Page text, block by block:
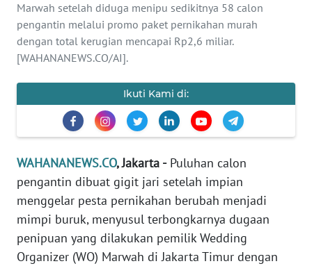
Marwah setelah diduga menipu sedikitnya 58 calon
pengantin melalui promo paket pernikahan murah
dengan total kerugian mencapai Rp2,6 miliar.
[WAHANANEWS.CO/AI].
Ikuti Kami di:
WAHANANEWS.CO, Jakarta -Puluhan calon
pengantin dibuat gigit jari setelah impian
menggelar pesta pernikahan berubah menjadi
mimpi buruk, menyusul terbongkarnya dugaan
penipuan yang dilakukan pemilik Wedding
Organizer (WO) Marwah di Jakarta Timur dengan
OPINI
EDITORIAL
BERITA
KONTAK
INFO
IKLAN